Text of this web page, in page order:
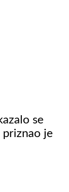
se
je